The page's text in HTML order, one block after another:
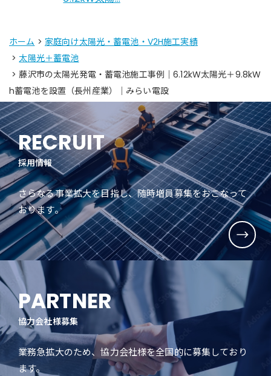
ホーム > 家庭向け太陽光・蓄電池・V2H施工実績
>太陽光＋蓄電池
> 藤沢市の太陽光発電・蓄電池施工事例｜6.12kW太陽光＋9.8kW
h蓄電池を設置（長州産業）｜みらい電設
RECRUIT
採用情報
さらなる事業拡大を目指し、随時増員募集をおこなって
おります。
PARTNER
協力会社様募集
業務急拡大のため、協力会社様を全国的に募集しており
ます。